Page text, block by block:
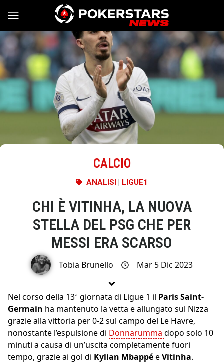
Vai al contenuto
CALCIO
ANALISI | LIGUE1
CHI È VITINHA, LA NUOVA
STELLA DEL PSG CHE PER
MESSI ERA SCARSO
Tobia Brunello Mar 5 Dic 2023
Nel corso della 13ª giornata di Ligue 1 il Paris Saint-
Germain ha mantenuto la vetta e allungato sul Nizza
grazie alla vittoria per 0-2 sul campo del Le Havre,
nonostante l’espulsione di Donnarumma dopo solo 10
minuti a causa di un’uscita completamente fuori
tempo, grazie ai gol di Kylian MbappéeVitinha.